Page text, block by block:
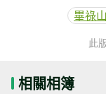
畢祿山
此
相關相簿